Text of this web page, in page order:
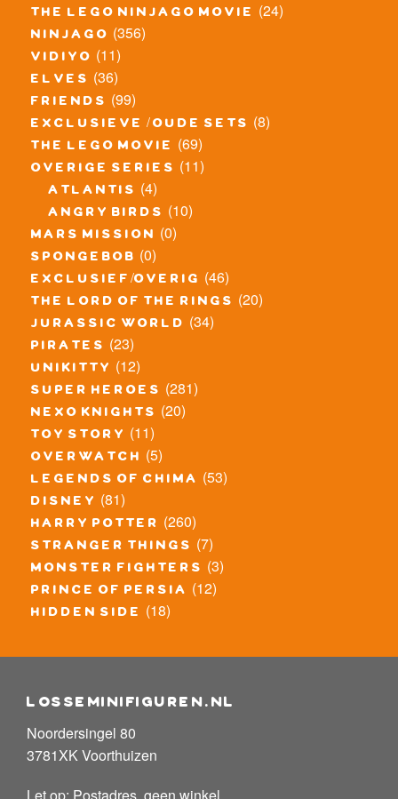
the lego ninjago movie (24)
ninjago (356)
vidiyo (11)
elves (36)
friends (99)
exclusieve / oude sets (8)
the lego movie (69)
overige series (11)
atlantis (4)
angry birds (10)
mars mission (0)
spongebob (0)
exclusief/overig (46)
the lord of the rings (20)
jurassic world (34)
pirates (23)
unikitty (12)
super heroes (281)
nexo knights (20)
toy story (11)
overwatch (5)
legends of chima (53)
disney (81)
harry potter (260)
stranger things (7)
monster fighters (3)
prince of persia (12)
hidden side (18)
losseminifiguren.nl
Noordersingel 80
3781XK Voorthuizen